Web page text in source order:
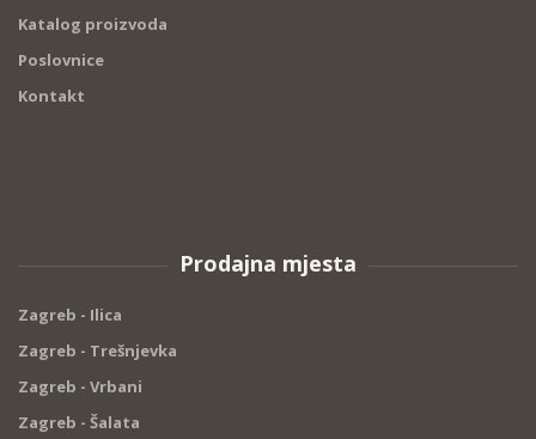
Katalog proizvoda
Poslovnice
Kontakt
Prodajna mjesta
Zagreb - Ilica
Zagreb - Trešnjevka
Zagreb - Vrbani
Zagreb - Šalata